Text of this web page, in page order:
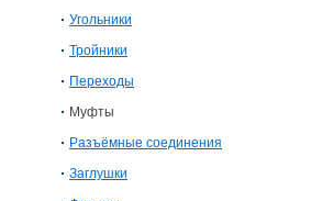
Угольники
Тройники
Переходы
Муфты
Разъёмные соединения
Заглушки